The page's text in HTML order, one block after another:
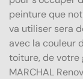
peinture que
va utiliser sera
avec la couleur
toiture, de votre
MARCHAL